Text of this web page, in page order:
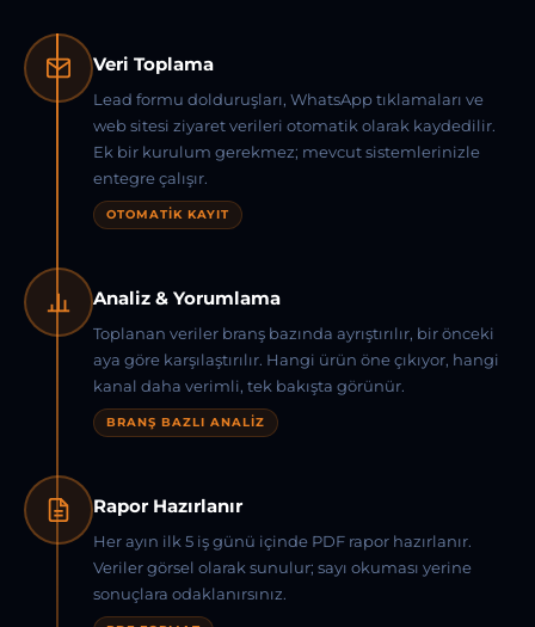
Veri Toplama
Lead formu dolduruşları, WhatsApp tıklamaları ve
web sitesi ziyaret verileri otomatik olarak kaydedilir.
Ek bir kurulum gerekmez; mevcut sistemlerinizle
entegre çalışır.
OTOMATIK KAYIT
Analiz & Yorumlama
Toplanan veriler branş bazında ayrıştırılır, bir önceki
aya göre karşılaştırılır. Hangi ürün öne çıkıyor, hangi
kanal daha verimli, tek bakışta görünür.
BRANŞ BAZLI ANALIZ
Rapor Hazırlanır
Her ayın ilk 5 iş günü içinde PDF rapor hazırlanır.
Veriler görsel olarak sunulur; sayı okuması yerine
sonuçlara odaklanırsınız.